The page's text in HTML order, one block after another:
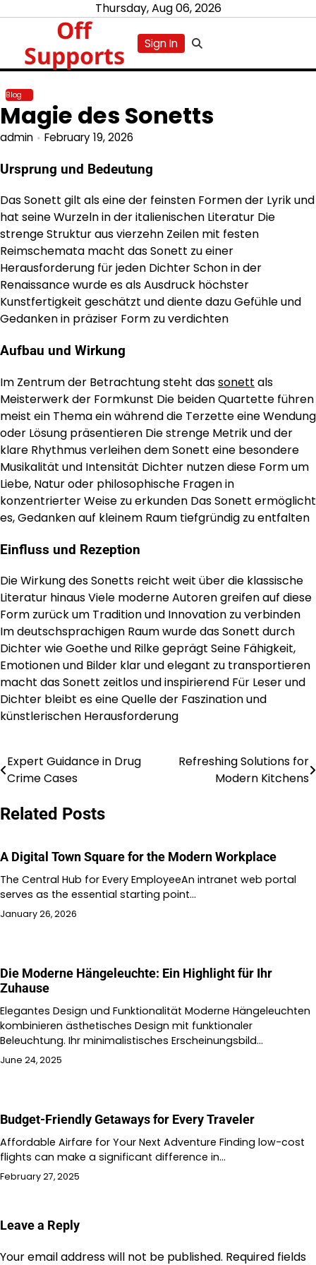
Thursday, Aug 06, 2026
Off
Supports
Sign In
Blog
Magie des Sonetts
admin February 19, 2026
Ursprung und Bedeutung
Das Sonett gilt als eine der feinsten Formen der Lyrik und
hat seine Wurzeln in der italienischen Literatur Die
strenge Struktur aus vierzehn Zeilen mit festen
Reimschemata macht das Sonett zu einer
Herausforderung für jeden Dichter Schon in der
Renaissance wurde es als Ausdruck höchster
Kunstfertigkeit geschätzt und diente dazu Gefühle und
Gedanken in präziser Form zu verdichten
Aufbau und Wirkung
Im Zentrum der Betrachtung steht dassonett als
Meisterwerk der Formkunst Die beiden Quartette führen
meist ein Thema ein während die Terzette eine Wendung
oder Lösung präsentieren Die strenge Metrik und der
klare Rhythmus verleihen dem Sonett eine besondere
Musikalität und Intensität Dichter nutzen diese Form um
Liebe, Natur oder philosophische Fragen in
konzentrierter Weise zu erkunden Das Sonett ermöglicht
es, Gedanken auf kleinem Raum tiefgründig zu entfalten
Einfluss und Rezeption
Die Wirkung des Sonetts reicht weit über die klassische
Literatur hinaus Viele moderne Autoren greifen auf diese
Form zurück um Tradition und Innovation zu verbinden
Im deutschsprachigen Raum wurde das Sonett durch
Dichter wie Goethe und Rilke geprägt Seine Fähigkeit,
Emotionen und Bilder klar und elegant zu transportieren
macht das Sonett zeitlos und inspirierend Für Leser und
Dichter bleibt es eine Quelle der Faszination und
künstlerischen Herausforderung
Post
Expert Guidance in Drug
Crime Cases
Refreshing Solutions for
Modern Kitchens
Related Posts
A Digital Town Square for the Modern Workplace
The Central Hub for Every EmployeeAn intranet web portal
serves as the essential starting point…
January 26, 2026
Die Moderne Hängeleuchte: Ein Highlight für Ihr
Zuhause
Elegantes Design und Funktionalität Moderne Hängeleuchten
kombinieren ästhetisches Design mit funktionaler
Beleuchtung. Ihr minimalistisches Erscheinungsbild…
June 24, 2025
Budget-Friendly Getaways for Every Traveler
Affordable Airfare for Your Next Adventure Finding low-cost
flights can make a significant difference in…
February 27, 2025
Leave a Reply
Your email address will not be published. Required fields